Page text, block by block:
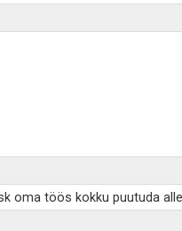
oma töös kokku puutuda